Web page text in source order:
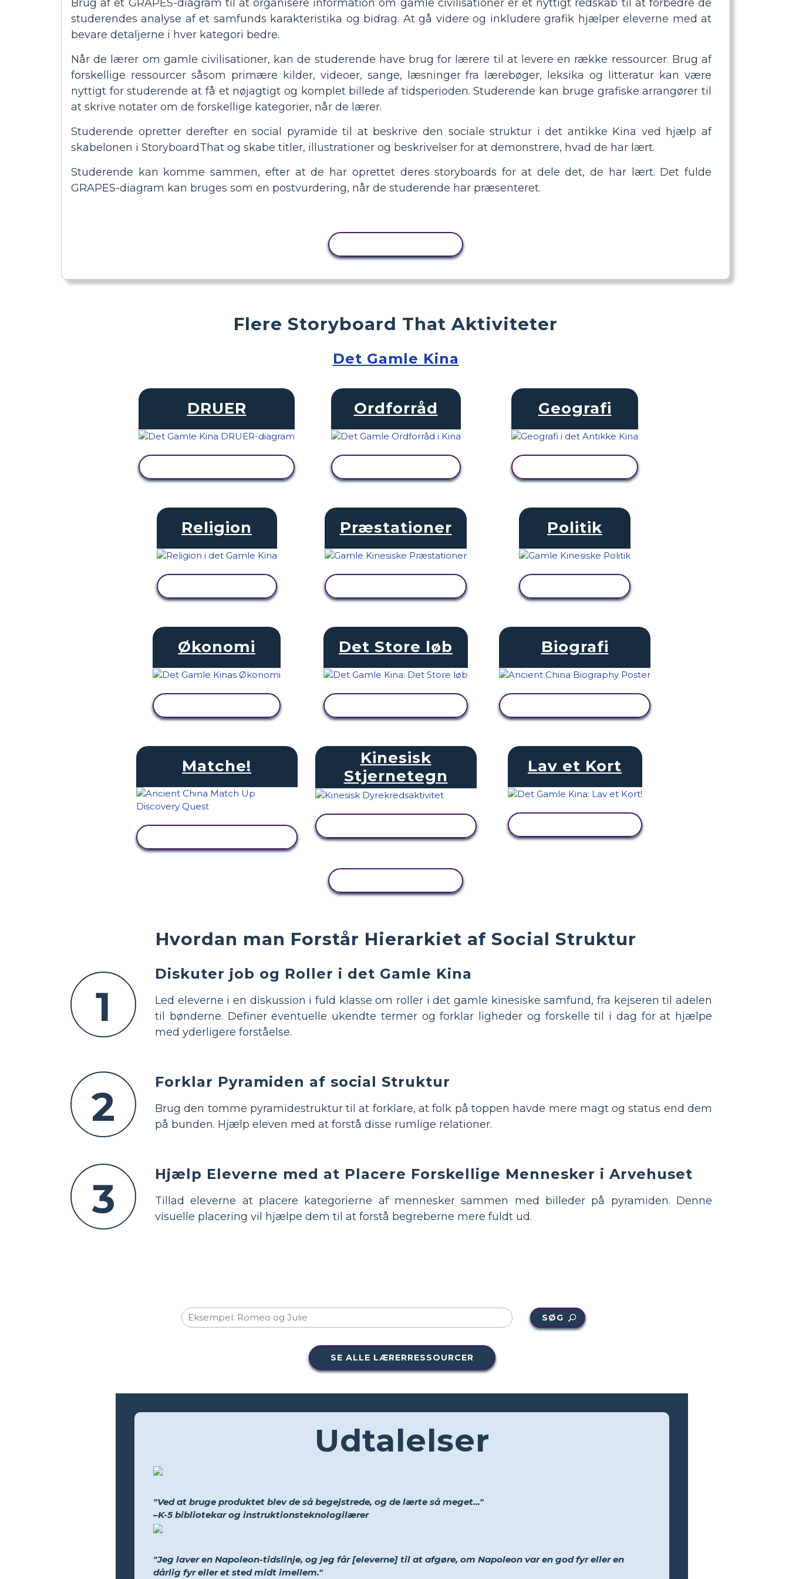
Brug af et GRAPES-diagram til at organisere information om gamle civilisationer er et nyttigt redskab til at forbedre de
studerendes analyse af et samfunds karakteristika og bidrag. At gå videre og inkludere grafik hjælper eleverne med at
bevare detaljerne i hver kategori bedre.
Når de lærer om gamle civilisationer, kan de studerende have brug for lærere til at levere en række ressourcer. Brug af
forskellige ressourcer såsom primære kilder, videoer, sange, læsninger fra lærebøger, leksika og litteratur kan være
nyttigt for studerende at få et nøjagtigt og komplet billede af tidsperioden. Studerende kan bruge grafiske arrangører til
at skrive notater om de forskellige kategorier, når de lærer.
Studerende opretter derefter en social pyramide til at beskrive den sociale struktur i det antikke Kina ved hjælp af
skabelonen i StoryboardThat og skabe titler, illustrationer og beskrivelser for at demonstrere, hvad de har lært.
Studerende kan komme sammen, efter at de har oprettet deres storyboards for at dele det, de har lært. Det fulde
GRAPES-diagram kan bruges som en postvurdering, når de studerende har præsenteret.
Hvordan man Forstår Hierarkiet af Social Struktur
1
Diskuter job og Roller i det Gamle Kina
Led eleverne i en diskussion i fuld klasse om roller i det gamle kinesiske samfund, fra kejseren til adelen
til bønderne. Definer eventuelle ukendte termer og forklar ligheder og forskelle til i dag for at hjælpe
med yderligere forståelse.
2
Forklar Pyramiden af ​​social Struktur
Brug den tomme pyramidestruktur til at forklare, at folk på toppen havde mere magt og status end dem
på bunden. Hjælp eleven med at forstå disse rumlige relationer.
3
Hjælp Eleverne med at Placere Forskellige Mennesker i Arvehuset
Tillad eleverne at placere kategorierne af mennesker sammen med billeder på pyramiden. Denne
visuelle placering vil hjælpe dem til at forstå begreberne mere fuldt ud.
Flere Storyboard That Aktiviteter
Det Gamle Kina
DRUER Ordforråd Geografi
Religion Præstationer Politik
Økonomi Det Store løb Biografi
Matche!
Kinesisk
Stjernetegn
Lav et Kort
SØG
SE ALLE LÆRERRESSOURCER
Udtalelser
"Ved at bruge produktet blev de så begejstrede, og de lærte så meget..."
–K-5 bibliotekar og instruktionsteknologilærer
"Jeg laver en Napoleon-tidslinje, og jeg får [eleverne] til at afgøre, om Napoleon var en god fyr eller en
dårlig fyr eller et sted midt imellem."